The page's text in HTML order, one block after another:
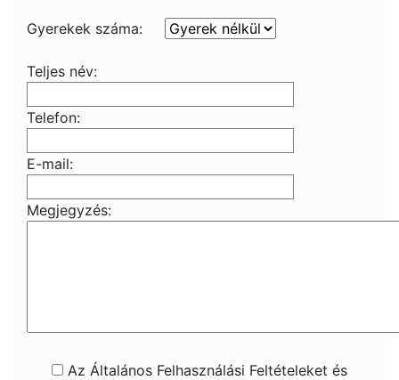
Gyerekek száma:
Teljes név:
Telefon:
E-mail:
Megjegyzés:
Az Általános Felhasználási Feltételeket és